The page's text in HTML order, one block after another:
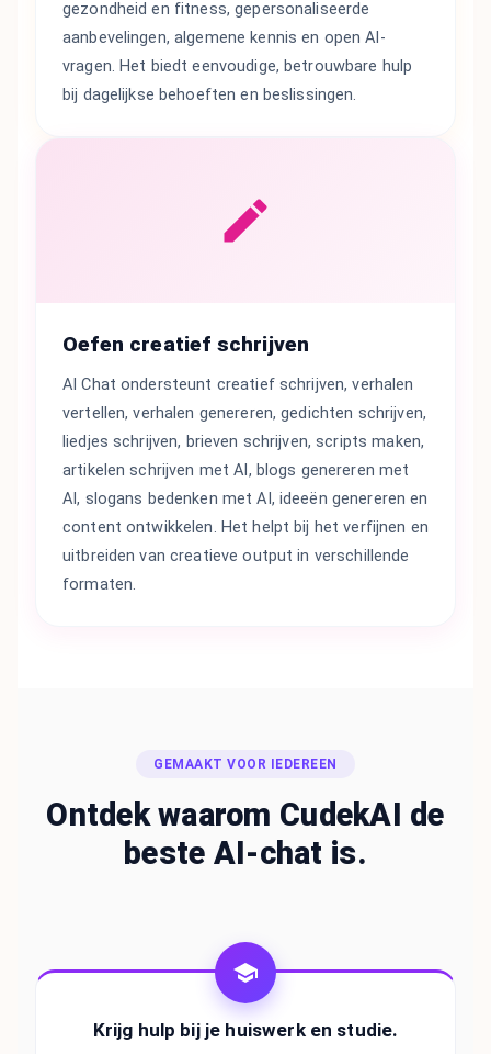
gezondheid en fitness, gepersonaliseerde
aanbevelingen, algemene kennis en open AI-
vragen. Het biedt eenvoudige, betrouwbare hulp
bij dagelijkse behoeften en beslissingen.
Oefen creatief schrijven
AI Chat ondersteunt creatief schrijven, verhalen
vertellen, verhalen genereren, gedichten schrijven,
liedjes schrijven, brieven schrijven, scripts maken,
artikelen schrijven met AI, blogs genereren met
AI, slogans bedenken met AI, ideeën genereren en
content ontwikkelen. Het helpt bij het verfijnen en
uitbreiden van creatieve output in verschillende
formaten.
GEMAAKT VOOR IEDEREEN
Ontdek waarom CudekAI de
beste AI-chat is.
Krijg hulp bij je huiswerk en studie.